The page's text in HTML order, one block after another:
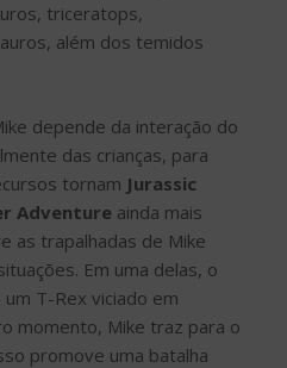
triceratops,
além dos temidos
depende da interação do
das crianças, para
tornam Jurassic
Adventure ainda mais
as trapalhadas de Mike
Em uma delas, o
T-Rex viciado em
momento, Mike traz para o
promove uma batalha